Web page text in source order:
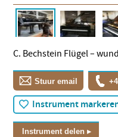
C. Bechstein Flügel –
Stuur email
Instrument
Instrument delen